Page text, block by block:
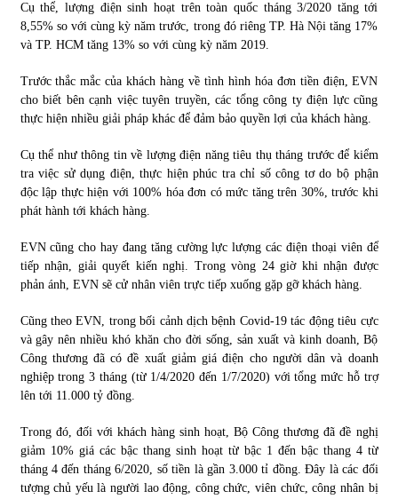
Chứng khoán ngày 30/5/2022: Top 10 cổ phiếu nổi bật
31/05/2022
Phân tích giá tiền điện tử sau ngày thị trường lập kỷ lục
vốn hóa
Chứng khoán ngày 12/10/2021: Top 10 cổ phiếu nổi bật
13/10/2021
Top 10 xe bán chạy nhất tháng 9/2021
13/10/2021
Cụ thể, lượng điện sinh hoạt trên toàn quốc tháng 3/2020 tăng tới
8,55% so với cùng kỳ năm trước, trong đó riêng TP. Hà Nội tăng 17%
và TP. HCM tăng 13% so với cùng kỳ năm 2019.
Trước thắc mắc của khách hàng về tình hình hóa đơn tiền điện, EVN
cho biết bên cạnh việc tuyên truyền, các tổng công ty điện lực cũng
thực hiện nhiều giải pháp khác để đảm bảo quyền lợi của khách hàng.
Cụ thể như thông tin về lượng điện năng tiêu thụ tháng trước để kiểm
tra việc sử dụng điện, thực hiện phúc tra chỉ số công tơ do bộ phận
độc lập thực hiện với 100% hóa đơn có mức tăng trên 30%, trước khi
phát hành tới khách hàng.
EVN cũng cho hay đang tăng cường lực lượng các điện thoại viên để
tiếp nhận, giải quyết kiến nghị. Trong vòng 24 giờ khi nhận được
phản ánh, EVN sẽ cử nhân viên trực tiếp xuống gặp gỡ khách hàng.
Cũng theo EVN, trong bối cảnh dịch bệnh Covid-19 tác động tiêu cực
và gây nên nhiều khó khăn cho đời sống, sản xuất và kinh doanh, Bộ
Công thương đã có đề xuất giảm giá điện cho người dân và doanh
nghiệp trong 3 tháng (từ 1/4/2020 đến 1/7/2020) với tổng mức hỗ trợ
lên tới 11.000 tỷ đồng.
Trong đó, đối với khách hàng sinh hoạt, Bộ Công thương đã đề nghị
giảm 10% giá các bậc thang sinh hoạt từ bậc 1 đến bậc thang 4 từ
tháng 4 đến tháng 6/2020, số tiền là gần 3.000 tỉ đồng. Đây là các đối
tượng chủ yếu là người lao động, công chức, viên chức, công nhân bị